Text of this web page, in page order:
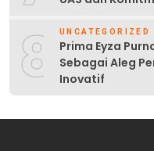
8 UNCATEGORIZED
Prima Eyza
Sebagai Aleg
Inovatif